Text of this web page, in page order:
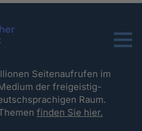
Menu
Seitenaufrufen im
der freigeistig-
Raum.
finden Sie hier.